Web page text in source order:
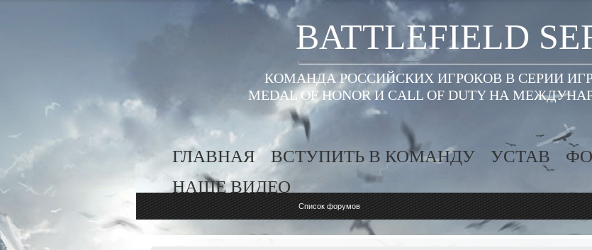
BATTLEFIELD
КОМАНДА РОССИЙСКИХ ИГРОКОВ В СЕРИИ ИГР
MEDAL OF HONOR И CALL OF DUTY НА
ГЛАВНАЯ ВСТУПИТЬ В КОМАНДУ УСТАВ
НАШЕ ВИДЕО
Список форумов